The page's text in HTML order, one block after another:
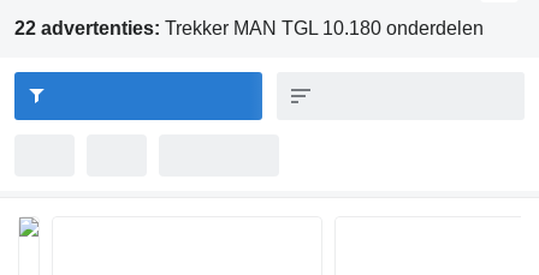
22 advertenties: Trekker MAN TGL 10.180 onderdelen